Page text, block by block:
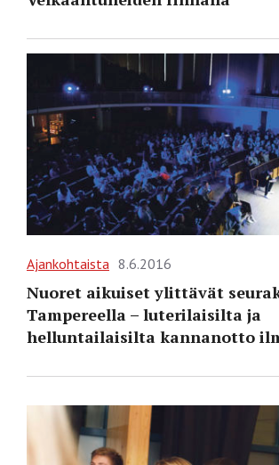
Ajankohtaista 8.6.2016
Nuoret aikuiset ylittävät
Tampereella – luterilaisilta ja
helluntailaisilta kannanotto